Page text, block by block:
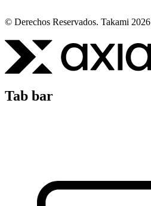
© Derechos Reservados. Takami 2026
Tab bar